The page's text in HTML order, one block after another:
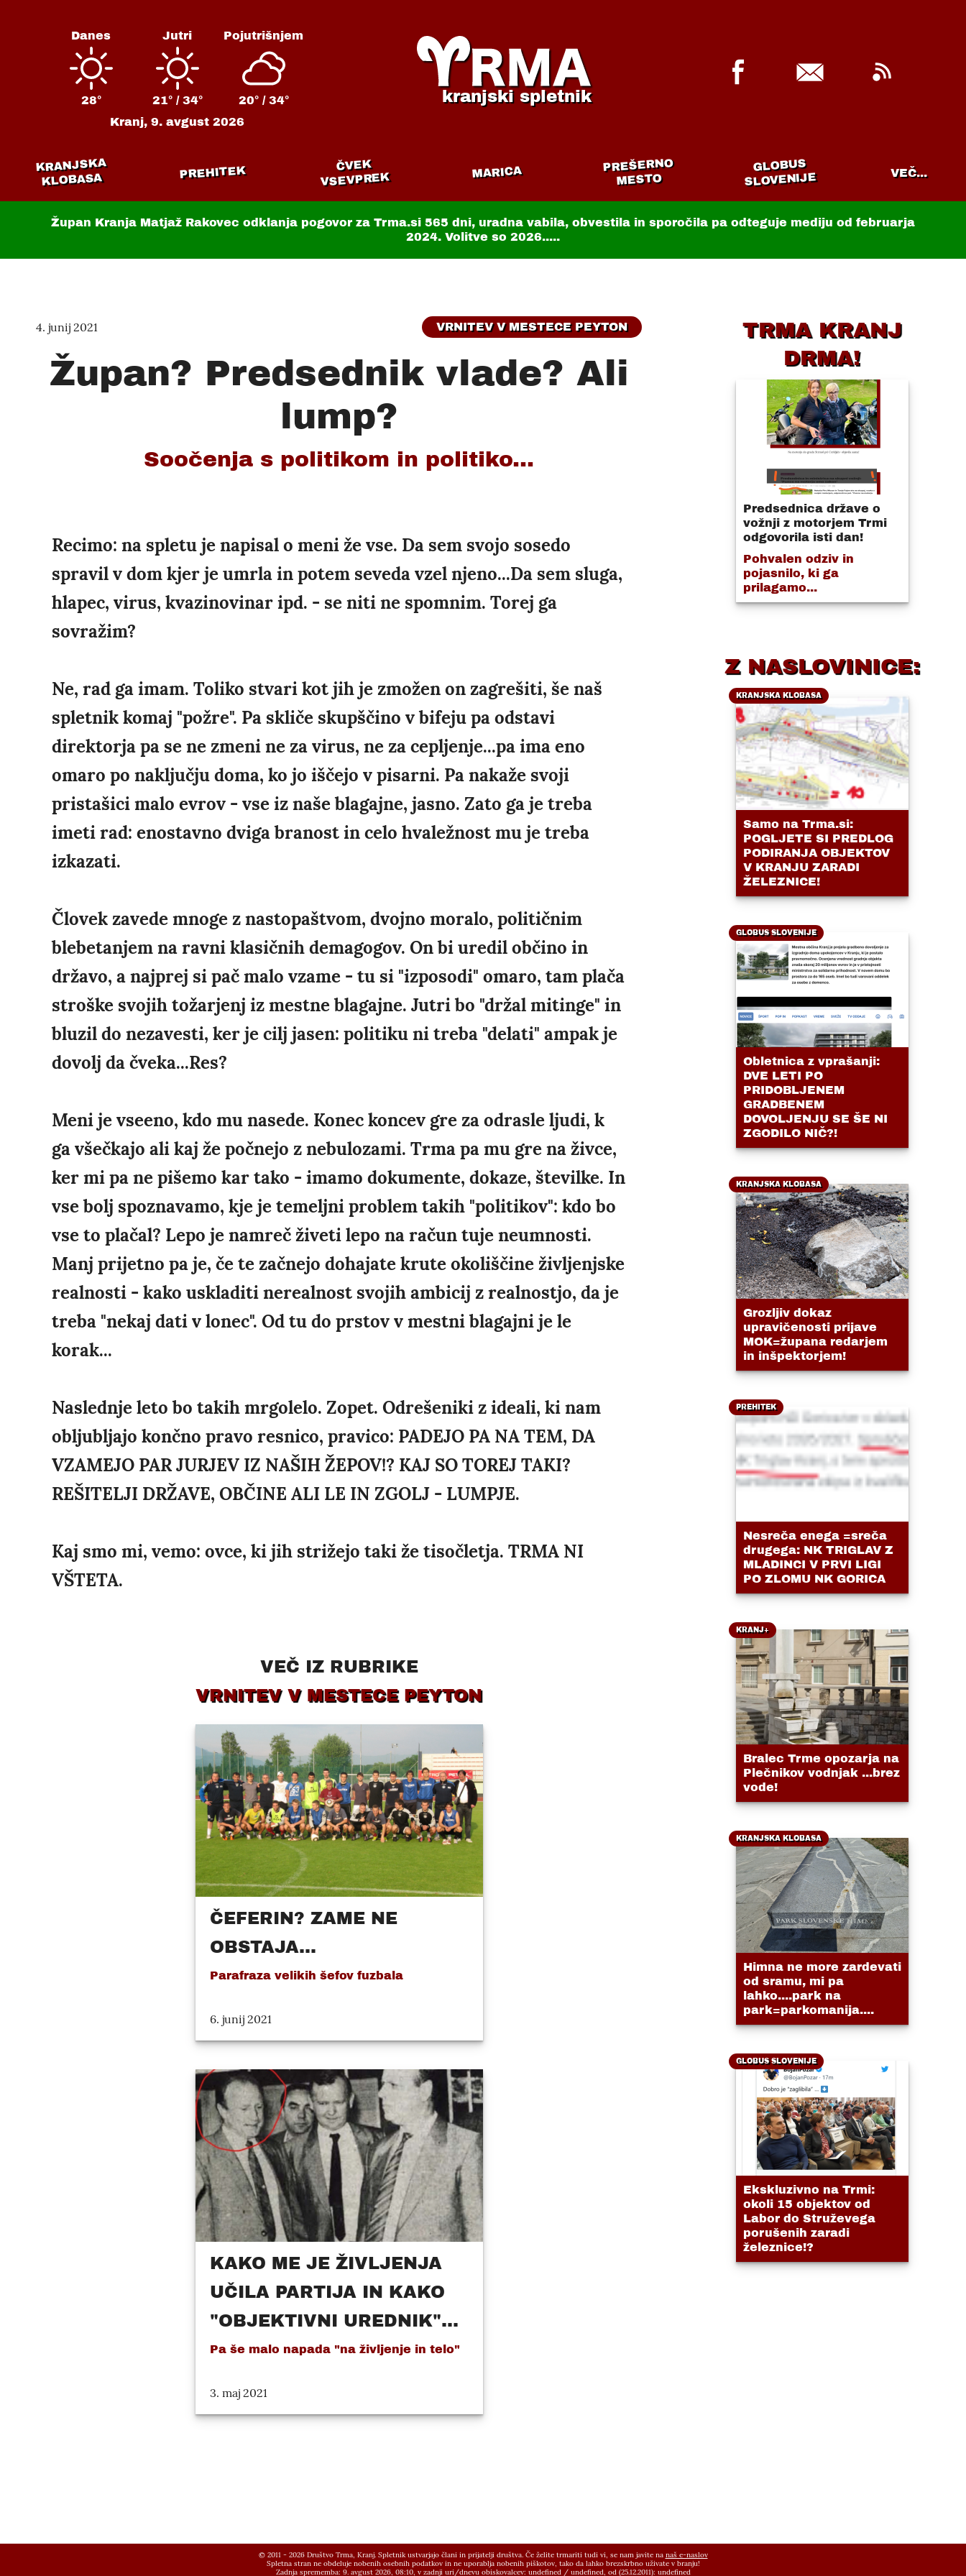
Danes
28°
Jutri
21° / 34°
Pojutrišnjem
20° / 34°
Kranj,9. avgust 2026
kranjski spletnik
KRANJSKA
KLOBASA PREHITEK ČVEK
VSEVPREK MARICA PREŠERNO
MESTO
GLOBUS
SLOVENIJE VEČ...
Župan Kranja Matjaž Rakovec odklanja pogovor za Trma.si 565 dni, uradna vabila, obvestila in sporočila pa odteguje mediju od februarja
2024. Volitve so 2026.....
4. junij 2021 VRNITEV V MESTECE PEYTON
Župan? Predsednik vlade? Ali
lump?
Soočenja s politikom in politiko...
Recimo: na spletu je napisal o meni že vse. Da sem svojo sosedo
spravil v dom kjer je umrla in potem seveda vzel njeno...Da sem sluga,
hlapec, virus, kvazinovinar ipd. - se niti ne spomnim. Torej ga
sovražim?
Ne, rad ga imam. Toliko stvari kot jih je zmožen on zagrešiti, še naš
spletnik komaj "požre". Pa skliče skupščino v bifeju pa odstavi
direktorja pa se ne zmeni ne za virus, ne za cepljenje...pa ima eno
omaro po naključju doma, ko jo iščejo v pisarni. Pa nakaže svoji
pristašici malo evrov - vse iz naše blagajne, jasno. Zato ga je treba
imeti rad: enostavno dviga branost in celo hvaležnost mu je treba
izkazati.
Človek zavede mnoge z nastopaštvom, dvojno moralo, političnim
blebetanjem na ravni klasičnih demagogov. On bi uredil občino in
državo, a najprej si pač malo vzame - tu si "izposodi" omaro, tam plača
stroške svojih tožarjenj iz mestne blagajne. Jutri bo "držal mitinge" in
bluzil do nezavesti, ker je cilj jasen: politiku ni treba "delati" ampak je
dovolj da čveka...Res?
Meni je vseeno, kdo mu nasede. Konec koncev gre za odrasle ljudi, k
ga všečkajo ali kaj že počnejo z nebulozami. Trma pa mu gre na živce,
ker mi pa ne pišemo kar tako - imamo dokumente, dokaze, številke. In
vse bolj spoznavamo, kje je temeljni problem takih "politikov": kdo bo
vse to plačal? Lepo je namreč živeti lepo na račun tuje neumnosti.
Manj prijetno pa je, če te začnejo dohajate krute okoliščine življenjske
realnosti - kako uskladiti nerealnost svojih ambicij z realnostjo, da je
treba "nekaj dati v lonec". Od tu do prstov v mestni blagajni je le
korak...
Naslednje leto bo takih mrgolelo. Zopet. Odrešeniki z ideali, ki nam
obljubljajo končno pravo resnico, pravico: PADEJO PA NA TEM, DA
VZAMEJO PAR JURJEV IZ NAŠIH ŽEPOV!? KAJ SO TOREJ TAKI?
REŠITELJI DRŽAVE, OBČINE ALI LE IN ZGOLJ - LUMPJE.
Kaj smo mi, vemo: ovce, ki jih strižejo taki že tisočletja. TRMA NI
VŠTETA.
VEČ IZ RUBRIKE
VRNITEV V MESTECE PEYTON
ČEFERIN? ZAME NE
OBSTAJA...
Parafraza velikih šefov fuzbala
6. junij 2021
KAKO ME JE ŽIVLJENJA
UČILA PARTIJA IN KAKO
"OBJEKTIVNI UREDNIK"...
Pa še malo napada "na življenje in telo"
3. maj 2021
TRMA KRANJ
DRMA!
Predsednica države o
vožnji z motorjem Trmi
odgovorila isti dan!
Pohvalen odziv in
pojasnilo, ki ga
prilagamo...
Z NASLOVINICE:
KRANJSKA KLOBASA
Samo na Trma.si:
POGLJETE SI PREDLOG
PODIRANJA OBJEKTOV
V KRANJU ZARADI
ŽELEZNICE!
GLOBUS SLOVENIJE
Obletnica z vprašanji:
DVE LETI PO
PRIDOBLJENEM
GRADBENEM
DOVOLJENJU SE ŠE NI
ZGODILO NIČ?!
KRANJSKA KLOBASA
Grozljiv dokaz
upravičenosti prijave
MOK=župana redarjem
in inšpektorjem!
PREHITEK
Nesreča enega =sreča
drugega: NK TRIGLAV Z
MLADINCI V PRVI LIGI
PO ZLOMU NK GORICA
KRANJ+
Bralec Trme opozarja na
Plečnikov vodnjak ...brez
vode!
KRANJSKA KLOBASA
Himna ne more zardevati
od sramu, mi pa
lahko....park na
park=parkomanija....
GLOBUS SLOVENIJE
Ekskluzivno na Trmi:
okoli 15 objektov od
Labor do Struževega
porušenih zaradi
železnice!?
© 2011 - 2026 Društvo Trma, Kranj. Spletnik ustvarjajo člani in prijatelji društva. Če želite trmariti tudi vi, se nam javite na naš e-naslov
Spletna stran ne obdeluje nobenih osebnih podatkov in ne uporablja nobenih piškotov, tako da lahko brezskrbno uživate v branju!
Zadnja sprememba: 9. avgust 2026, 08:10, v zadnji uri/dnevu obiskovalcev: undefined/ undefined, od (25.12.2011): undefined